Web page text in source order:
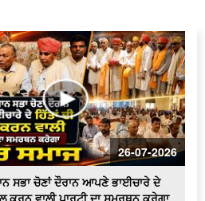
ਤੇ
26-07-2026
ਸਭਾ ਚੋਣਾਂ ਦੌਰਾਨ ਆਪਣੇ ਭਾਈਚਾਰੇ ਦੇ